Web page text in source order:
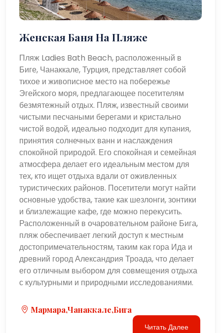
Женская Баня На Пляже
Пляж Ladies Bath Beach, расположенный в
Биге, Чанаккале, Турция, представляет собой
тихое и живописное место на побережье
Эгейского моря, предлагающее посетителям
безмятежный отдых. Пляж, известный своими
чистыми песчаными берегами и кристально
чистой водой, идеально подходит для купания,
принятия солнечных ванн и наслаждения
спокойной природой. Его спокойная и семейная
атмосфера делает его идеальным местом для
тех, кто ищет отдыха вдали от оживленных
туристических районов. Посетители могут найти
основные удобства, такие как шезлонги, зонтики
и близлежащие кафе, где можно перекусить.
Расположенный в очаровательном районе Бига,
пляж обеспечивает легкий доступ к местным
достопримечательностям, таким как гора Ида и
древний город Александрия Троада, что делает
его отличным выбором для совмещения отдыха
с культурными и природными исследованиями.
Мармара,Чанаккале,Бига
Читать Далее